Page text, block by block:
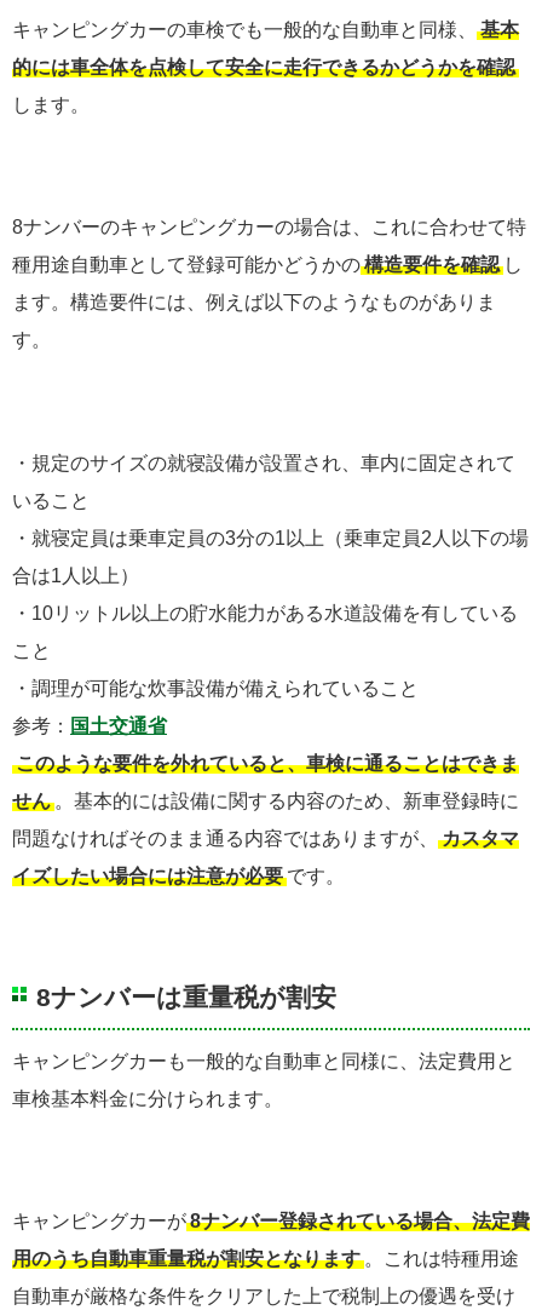
キャンピングカーの車検でも一般的な自動車と同様、
基本
的には車全体を点検して安全に走行できるかどうかを確認
します。
8ナンバーのキャンピングカーの場合は、これに合わせて特
種用途自動車として登録可能かどうかの構造要件を確認 し
ます。構造要件には、例えば以下のようなものがありま
す。
・規定のサイズの就寝設備が設置され、車内に固定されて
いること
・就寝定員は乗車定員の3分の1以上（乗車定員2人以下の場
合は1人以上）
・10リットル以上の貯水能力がある水道設備を有している
こと
・調理が可能な炊事設備が備えられていること
参考： 国土交通省
このような要件を外れていると、車検に通ることはできま
せん 。基本的には設備に関する内容のため、新車登録時に
問題なければそのまま通る内容ではありますが、
カスタマ
イズしたい場合には注意が必要 です。
8ナンバーは重量税が割安
キャンピングカーも一般的な自動車と同様に、法定費用と
車検基本料金に分けられます。
キャンピングカーが8ナンバー登録されている場合、法定費
用のうち自動車重量税が割安となります 。これは特種用途
自動車が厳格な条件をクリアした上で税制上の優遇を受け